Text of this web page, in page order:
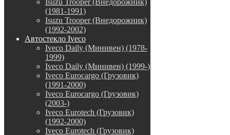
(1981-1991)
Isuzu Trooper (Внедорожник)
(1992-2002)
Автостекло Iveco
Iveco Daily (Минивен) (1978-
1999)
Iveco Daily (Минивен) (1999-)
Iveco Eurocargo (Грузовик)
(1991-2000)
Iveco Eurocargo (Грузовик)
(2003-)
Iveco Eurotech (Грузовик)
(1992-2000)
Iveco Eurotech (Грузовик)